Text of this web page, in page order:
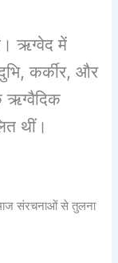
ऋग्वेद में
कर्कीर, और
ऋग्वैदिक
थीं।
संरचनाओं से तुलना